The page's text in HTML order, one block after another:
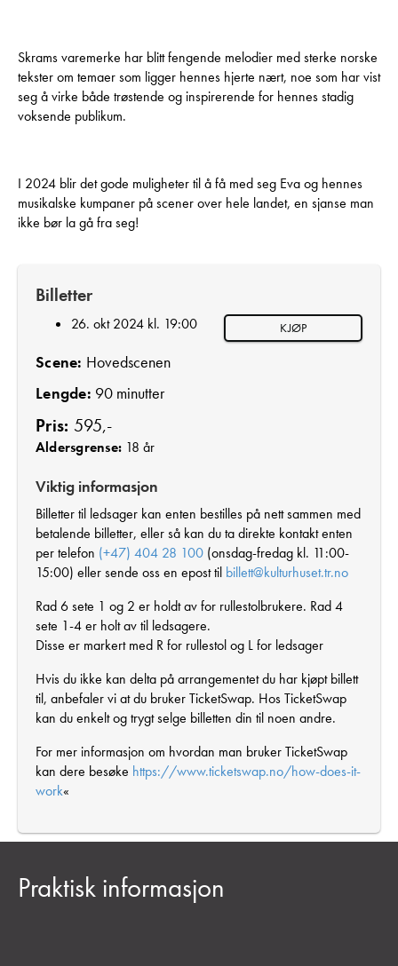
Skrams varemerke har blitt fengende melodier med sterke norske
tekster om temaer som ligger hennes hjerte nært, noe som har vist
seg å virke både trøstende og inspirerende for hennes stadig
voksende publikum.
I 2024 blir det gode muligheter til å få med seg Eva og hennes
musikalske kumpaner på scener over hele landet, en sjanse man
ikke bør la gå fra seg!
Billetter
26. okt 2024 kl. 19:00 KJØP
Scene: Hovedscenen
Lengde: 90 minutter
Pris: 595,-
Aldersgrense: 18 år
Viktig informasjon
Billetter til ledsager kan enten bestilles på nett sammen med
betalende billetter, eller så kan du ta direkte kontakt enten
per telefon (+47) 404 28 100 (onsdag-fredag kl. 11:00-
15:00) eller sende oss en epost til billett@kulturhuset.tr.no
Rad 6 sete 1 og 2 er holdt av for rullestolbrukere. Rad 4
sete 1-4 er holt av til ledsagere.
Disse er markert med R for rullestol og L for ledsager
Hvis du ikke kan delta på arrangementet du har kjøpt billett
til, anbefaler vi at du bruker TicketSwap. Hos TicketSwap
kan du enkelt og trygt selge billetten din til noen andre.
For mer informasjon om hvordan man bruker TicketSwap
kan dere besøke https://www.ticketswap.no/how-does-it-
work«
Praktisk informasjon